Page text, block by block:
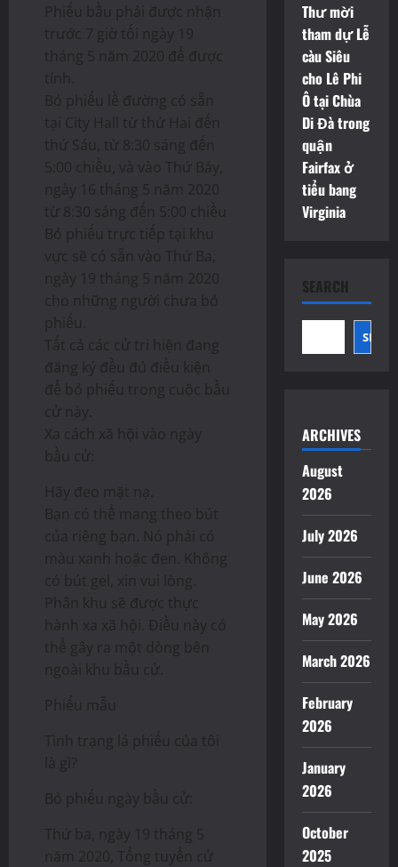
Phiếu bầu phải được nhận
trước 7 giờ tối ngày 19
tháng 5 năm 2020 để được
tính.
Bỏ phiếu lề đường có sẵn
tại City Hall từ thứ Hai đến
thứ Sáu, từ 8:30 sáng đến
5:00 chiều, và vào Thứ Bảy,
ngày 16 tháng 5 năm 2020
từ 8:30 sáng đến 5:00 chiều
Bỏ phiếu trực tiếp tại khu
vực sẽ có sẵn vào Thứ Ba,
ngày 19 tháng 5 năm 2020
cho những người chưa bỏ
phiếu.
Tất cả các cử tri hiện đang
đăng ký đều đủ điều kiện
để bỏ phiếu trong cuộc bầu
cử này.
Xa cách xã hội vào ngày
bầu cử:
Hãy đeo mặt nạ.
Bạn có thể mang theo bút
của riêng bạn. Nó phải có
màu xanh hoặc đen. Không
có bút gel, xin vui lòng.
Phân khu sẽ được thực
hành xa xã hội. Điều này có
thể gây ra một dòng bên
ngoài khu bầu cử.
Phiếu mẫu
Tình trạng lá phiếu của tôi
là gì?
Bỏ phiếu ngày bầu cử:
Thứ ba, ngày 19 tháng 5
năm 2020, Tổng tuyển cử
Thư mời
tham dự Lễ
càu Siêu
cho Lê Phi
Ô tại Chùa
Di Đà trong
quận
Fairfax ở
tiểu bang
Virginia
SEARCH
ARCHIVES
August
2026
July 2026
June 2026
May 2026
March 2026
February
2026
January
2026
October
2025